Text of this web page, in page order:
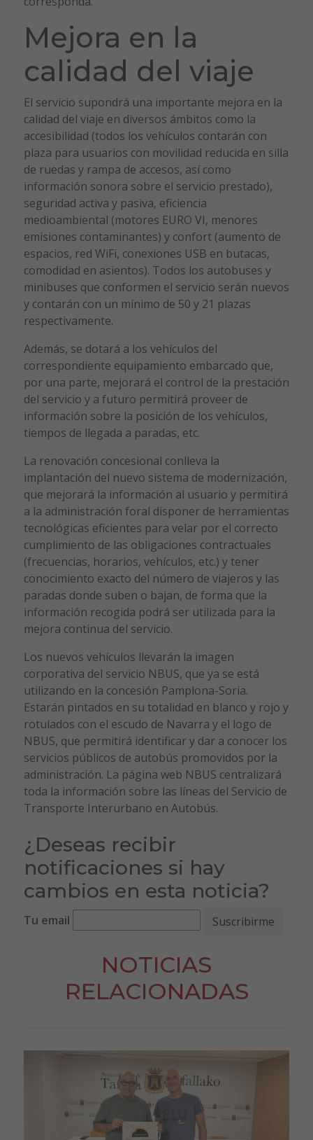
Mejora en la
calidad del viaje
El servicio supondrá una importante mejora en la
calidad del viaje en diversos ámbitos como la
accesibilidad (todos los vehículos contarán con
plaza para usuarios con movilidad reducida en silla
de ruedas y rampa de accesos, así como
información sonora sobre el servicio prestado),
seguridad activa y pasiva, eficiencia
medioambiental (motores EURO VI, menores
emisiones contaminantes) y confort (aumento de
espacios, red WiFi, conexiones USB en butacas,
comodidad en asientos). Todos los autobuses y
minibuses que conformen el servicio serán nuevos
y contarán con un mínimo de 50 y 21 plazas
respectivamente.
Además, se dotará a los vehículos del
correspondiente equipamiento embarcado que,
por una parte, mejorará el control de la prestación
del servicio y a futuro permitirá proveer de
información sobre la posición de los vehículos,
tiempos de llegada a paradas, etc.
La renovación concesional conlleva la
implantación del nuevo sistema de modernización,
que mejorará la información al usuario y permitirá
a la administración foral disponer de herramientas
tecnológicas eficientes para velar por el correcto
cumplimiento de las obligaciones contractuales
(frecuencias, horarios, vehículos, etc.) y tener
conocimiento exacto del número de viajeros y las
paradas donde suben o bajan, de forma que la
información recogida podrá ser utilizada para la
mejora continua del servicio.
Los nuevos vehículos llevarán la imagen
corporativa del servicio NBUS, que ya se está
utilizando en la concesión Pamplona-Soria.
Estarán pintados en su totalidad en blanco y rojo y
rotulados con el escudo de Navarra y el logo de
NBUS, que permitirá identificar y dar a conocer los
servicios públicos de autobús promovidos por la
administración. La página web NBUS centralizará
toda la información sobre las líneas del Servicio de
Transporte Interurbano en Autobús.
¿Deseas recibir
notificaciones si hay
cambios en esta noticia?
Tu email
NOTICIAS
RELACIONADAS